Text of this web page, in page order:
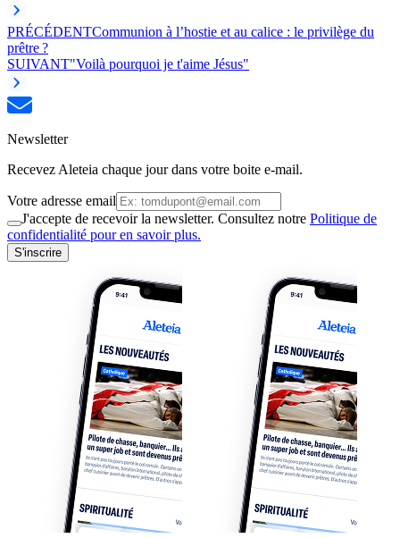
PRÉCÉDENTCommunion à l’hostie et au calice : le privilège du
prêtre ?
SUIVANT"Voilà pourquoi je t'aime Jésus"
Newsletter
Recevez Aleteia chaque jour dans votre boite e-mail.
Votre adresse email
J'accepte de recevoir la newsletter. Consultez notre Politique de
confidentialité pour en savoir plus.
S'inscrire